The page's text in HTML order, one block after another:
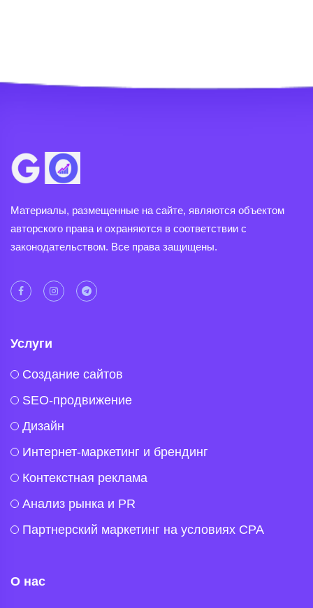
Материалы, размещенные на сайте, являются объектом
авторского права и охраняются в соответствии с
законодательством. Все права защищены.
Услуги
Создание сайтов
SEO-продвижение
Дизайн
Интернет-маркетинг и брендинг
Контекстная реклама
Анализ рынка и PR
Партнерский маркетинг на условиях CPA
О нас